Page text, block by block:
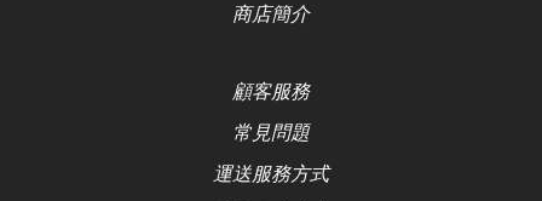
商店簡介
顧客服務
常見問題
運送服務方式